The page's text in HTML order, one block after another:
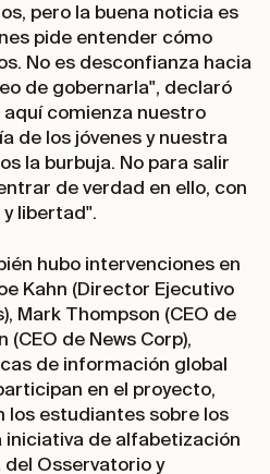
pero la buena noticia es
pide entender cómo
No es desconfianza hacia
de gobernarla", declaró
comienza nuestro
de los jóvenes y nuestra
la burbuja. No para salir
de verdad en ello, con
libertad".
hubo intervenciones en
Kahn (Director Ejecutivo
Mark Thompson (CEO de
(CEO de News Corp),
de información global
en el proyecto,
los estudiantes sobre los
iniciativa de alfabetización
Osservatorio y